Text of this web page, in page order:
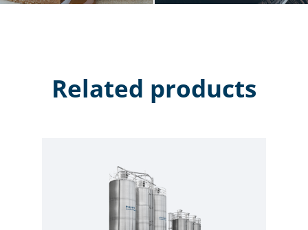
Related products